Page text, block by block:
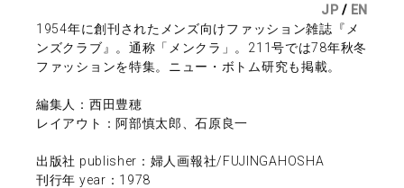
JP / EN
1954年に創刊されたメンズ向けファッション雑誌『メ
ンズクラブ』。通称「メンクラ」。211号では78年秋冬
ファッションを特集。ニュー・ボトム研究も掲載。
編集人：西田豊穂
レイアウト：阿部慎太郎、石原良一
出版社 publisher：婦人画報社/FUJINGAHOSHA
刊行年 year：1978